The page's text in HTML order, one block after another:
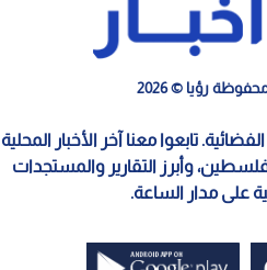
رؤيا © 2026
تابعوا معنا آخر الأخبار المحلية
فلسطين، وأبرز التقارير والمستجدات
على مدار الساعة.